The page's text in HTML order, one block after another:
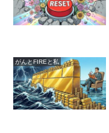
がんとFIREと私